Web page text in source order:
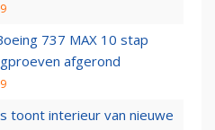
737 MAX 10 stap
afgerond
toont interieur van nieuwe